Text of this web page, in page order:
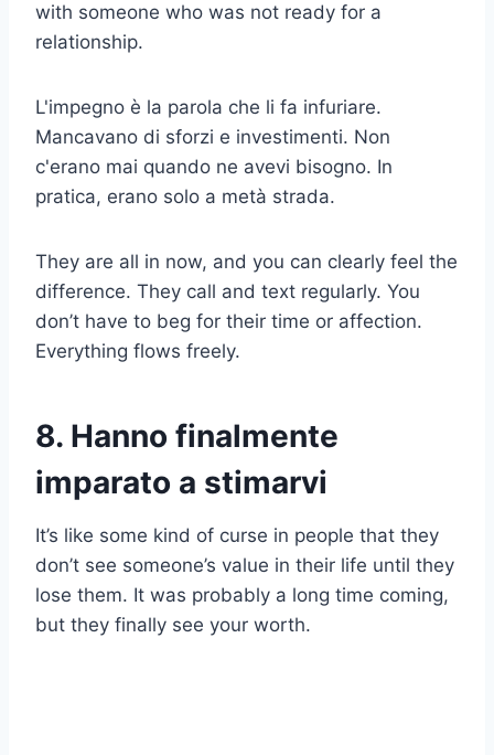
with someone who was not ready for a
relationship.
L'impegno è la parola che li fa infuriare.
Mancavano di sforzi e investimenti. Non
c'erano mai quando ne avevi bisogno. In
pratica, erano solo a metà strada.
They are all in now, and you can clearly feel the
difference. They call and text regularly. You
don’t have to beg for their time or affection.
Everything flows freely.
8. Hanno finalmente
imparato a stimarvi
It’s like some kind of curse in people that they
don’t see someone’s value in their life until they
lose them. It was probably a long time coming,
but they finally see your worth.